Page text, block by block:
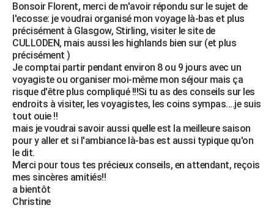
Bonsoir Florent, merci de m'avoir répondu sur le sujet de
l'ecosse: je voudrai organisé mon voyage là-bas et plus
précisément à Glasgow, Stirling, visiter le site de
CULLODEN, mais aussi les highlands bien sur (et plus
précisément )
Je comptai partir pendant environ 8 ou 9 jours avec un
voyagiste ou organiser moi-même mon séjour mais ça
risque d'être plus compliqué !!!Si tu as des conseils sur les
endroits à visiter, les voyagistes, les coins sympas....je suis
tout ouie !!
mais je voudrai savoir aussi quelle est la meilleure saison
pour y aller et si l'ambiance là-bas est aussi typique qu'on
le dit.
Merci pour tous tes précieux conseils, en attendant, reçois
mes sincères amitiés!!
a bientôt
Christine